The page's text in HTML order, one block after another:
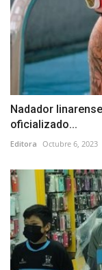
Nadador
oficializado...
Editora Octubre 6, 2023